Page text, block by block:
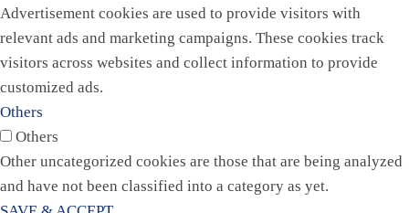
Advertisement cookies are used to provide visitors with
relevant ads and marketing campaigns. These cookies track
visitors across websites and collect information to provide
customized ads.
Others
Others
Other uncategorized cookies are those that are being analyzed
and have not been classified into a category as yet.